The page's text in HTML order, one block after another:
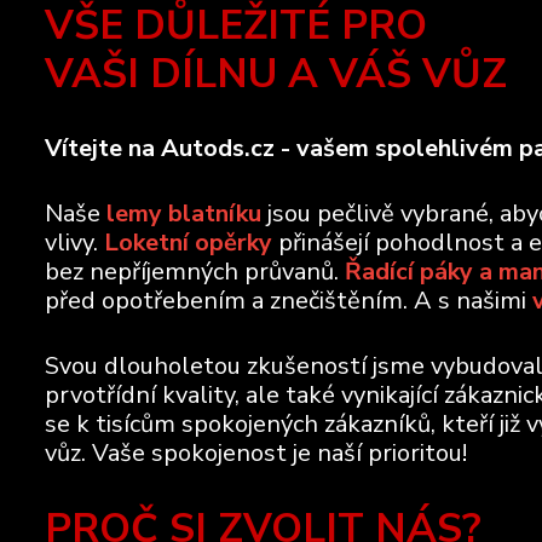
VŠE DŮLEŽITÉ PRO
VAŠI DÍLNU A VÁŠ VŮZ
Vítejte na Autods.cz - vašem spolehlivém
Naše lemy blatníku jsou pečlivě vybrané,
vlivy. Loketní opěrky přinášejí pohodlnost a
bez nepříjemných průvanů. Řadící páky a
před opotřebením a znečištěním. A s našimi
Svou dlouholetou zkušeností jsme
prvotřídní kvality, ale také vynikající
se k tisícům spokojených zákazníků, kteří již
vůz. Vaše spokojenost je naší prioritou!
PROČ SI ZVOLIT NÁS?